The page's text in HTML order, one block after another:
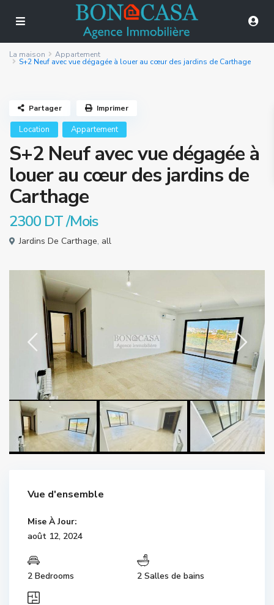
La maison Appartement
S+2 Neuf avec vue dégagée à louer au cœur des jardins de Carthage
Location Appartement
S+2 Neuf avec vue dégagée à
louer au cœur des jardins de
Carthage
2300 DT/Mois
Jardins De Carthage, all
Partager Imprimer
Vue d'ensemble
Mise À Jour:
août 12, 2024
2 Bedrooms 2 Salles de bains